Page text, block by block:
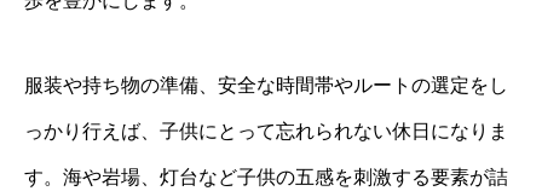
服装や持ち物の準備、安全な時間帯やルートの選定をし
っかり行えば、子供にとって忘れられない休日になりま
す。海や岩場、灯台など子供の五感を刺激する要素が詰